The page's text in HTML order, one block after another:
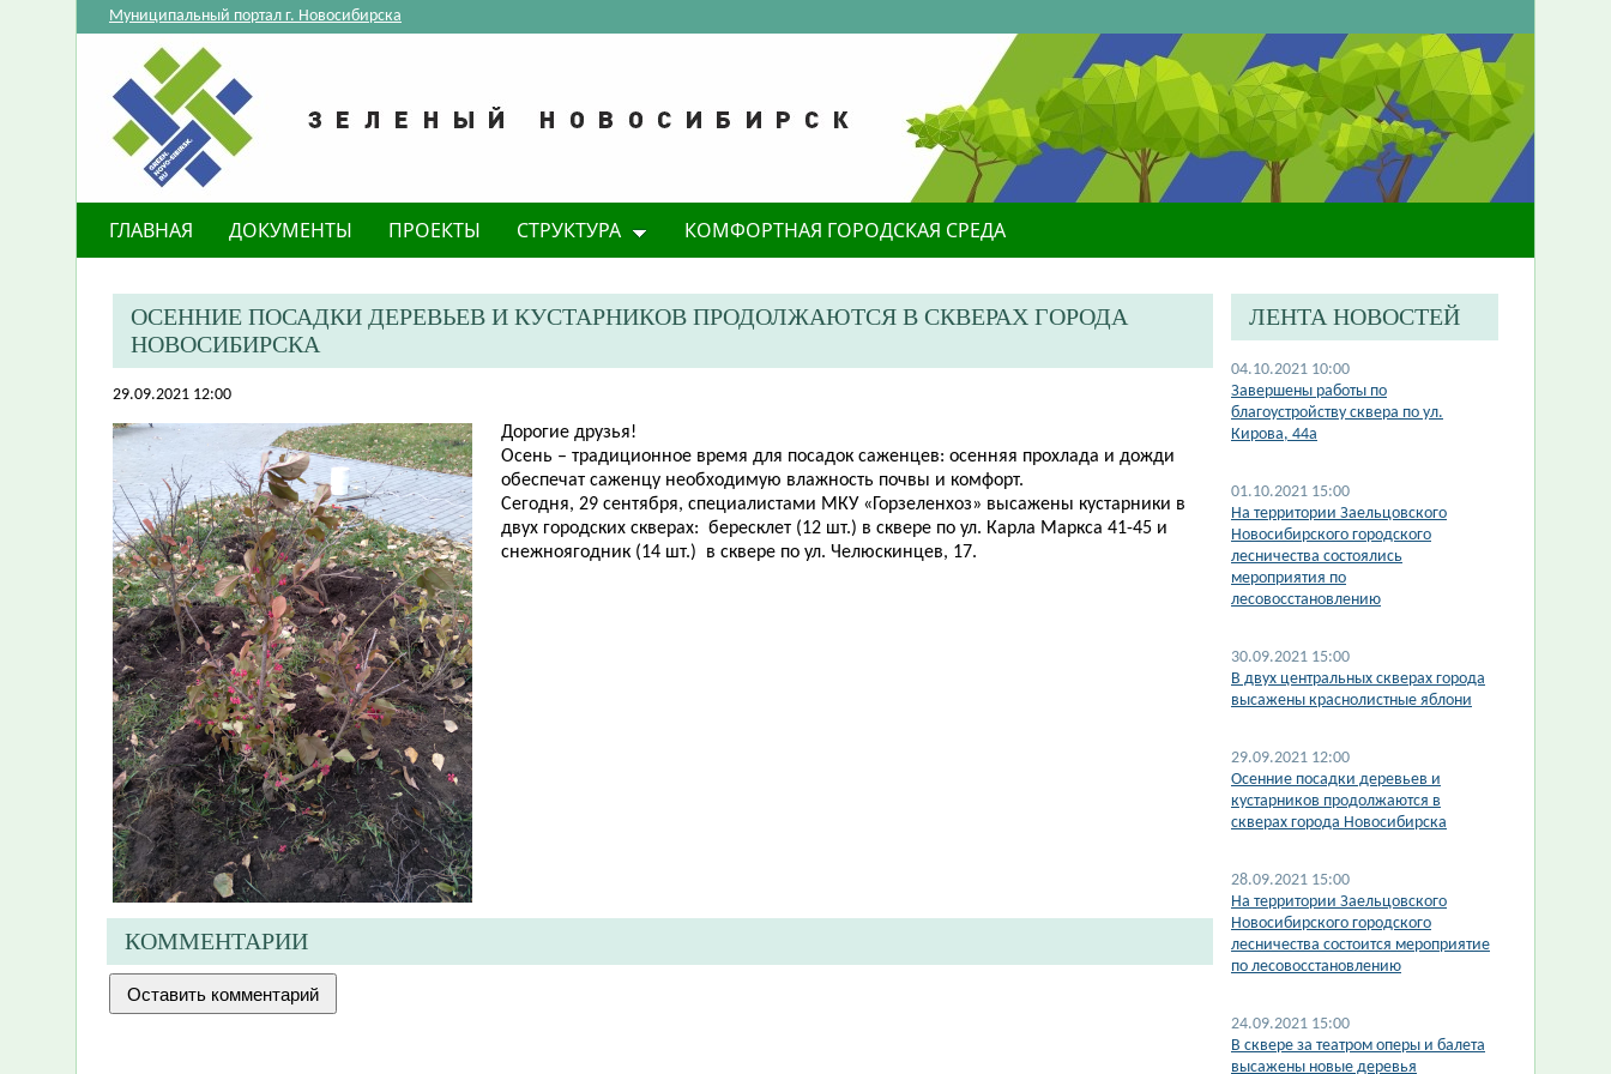
Муниципальный портал г. Новосибирска
ГЛАВНАЯ ДОКУМЕНТЫ ПРОЕКТЫ СТРУКТУРА КОМФОРТНАЯ ГОРОДСКАЯ СРЕДА
​ОСЕННИЕ ПОСАДКИ ДЕРЕВЬЕВ И КУСТАРНИКОВ ПРОДОЛЖАЮТСЯ В СКВЕРАХ ГОРОДА
НОВОСИБИРСКА
29.09.2021 12:00
Дорогие друзья!
Осень – традиционное время для посадок саженцев: осенняя прохлада и дожди
обеспечат саженцу необходимую влажность почвы и комфорт.
Сегодня, 29 сентября, специалистами МКУ «Горзеленхоз» высажены кустарники в
двух городских скверах: бересклет (12 шт.) в сквере по ул. Карла Маркса 41-45 и
снежноягодник (14 шт.) в сквере по ул. Челюскинцев, 17.
КОММЕНТАРИИ
ЛЕНТА НОВОСТЕЙ
04.10.2021 10:00
​Завершены работы по
благоустройству сквера по ул.
Кирова, 44а
01.10.2021 15:00
На территории Заельцовского
Новосибирского городского
лесничества состоялись
мероприятия по
лесовосстановлению
30.09.2021 15:00
В двух центральных скверах города
высажены краснолистные яблони
29.09.2021 12:00
​Осенние посадки деревьев и
кустарников продолжаются в
скверах города Новосибирска
28.09.2021 15:00
На территории Заельцовского
Новосибирского городского
лесничества состоится мероприятие
по лесовосстановлению
24.09.2021 15:00
В сквере за театром оперы и балета
высажены новые деревья